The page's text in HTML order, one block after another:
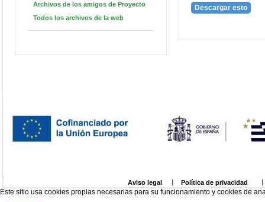
Archivos de los amigos de Proyecto
Todos los archivos de la web
Descargar esto
Aviso legal Política de privacidad
Este sitio usa cookies propias necesarias para su funcionamiento y cookies de